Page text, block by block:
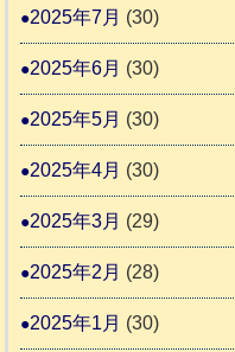
2025年7月 (30)
2025年6月 (30)
2025年5月 (30)
2025年4月 (30)
2025年3月 (29)
2025年2月 (28)
2025年1月 (30)